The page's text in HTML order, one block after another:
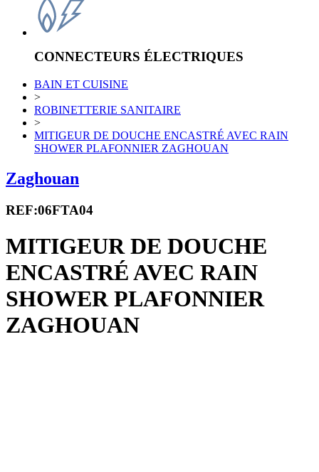
CONNECTEURS ÉLECTRIQUES
BAIN ET CUISINE
>
ROBINETTERIE SANITAIRE
>
MITIGEUR DE DOUCHE ENCASTRÉ AVEC RAIN
SHOWER PLAFONNIER ZAGHOUAN
Zaghouan
REF:06FTA04
MITIGEUR DE DOUCHE
ENCASTRÉ AVEC RAIN
SHOWER PLAFONNIER
ZAGHOUAN